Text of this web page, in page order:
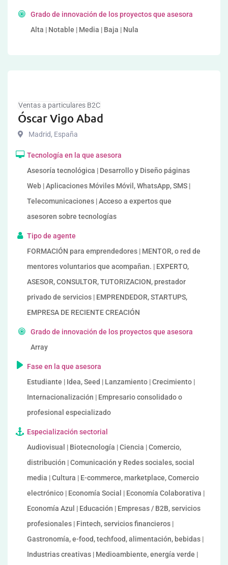
Grado de innovación de los proyectos que asesora
Alta | Notable | Media | Baja | Nula
Ventas a particulares B2C
Óscar Vigo Abad
Madrid, España
Tecnología en la que asesora
Asesoría tecnológica | Desarrollo y Diseño páginas
Web | Aplicaciones Móviles Móvil, WhatsApp, SMS |
Telecomunicaciones | Acceso a expertos que
asesoren sobre tecnologías
Tipo de agente
FORMACIÓN para emprendedores | MENTOR, o red de
mentores voluntarios que acompañan. | EXPERTO,
ASESOR, CONSULTOR, TUTORIZACION, prestador
privado de servicios | EMPRENDEDOR, STARTUPS,
EMPRESA DE RECIENTE CREACIÓN
Grado de innovación de los proyectos que asesora
Array
Fase en la que asesora
Estudiante | Idea, Seed | Lanzamiento | Crecimiento |
Internacionalización | Empresario consolidado o
profesional especializado
Especialización sectorial
Audiovisual | Biotecnología | Ciencia | Comercio,
distribución | Comunicación y Redes sociales, social
media | Cultura | E-commerce, marketplace, Comercio
electrónico | Economía Social | Economía Colaborativa |
Economía Azul | Educación | Empresas / B2B, servicios
profesionales | Fintech, servicios financieros |
Gastronomía, e-food, techfood, alimentación, bebidas |
Industrias creativas | Medioambiente, energía verde |